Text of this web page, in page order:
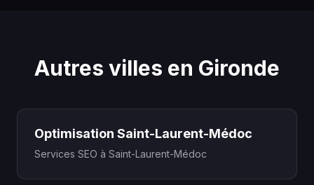
Autres villes en Gironde
Optimisation Saint-Laurent-Médoc
Services SEO à Saint-Laurent-Médoc